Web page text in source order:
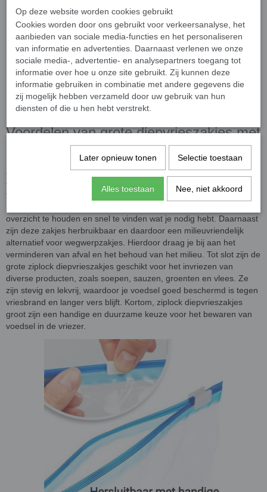
Voordelen van grote diepvrieszakjes met
Ziplock diepvrieszakjes groot hebben verschillende voordelen ten
opzichte van reguliere diepvrieszakjes. Ten eerste zijn ze makkelijk
te stapelen in de vriezer, waardoor je een georganiseerde opslag
overzicht te houden en snel te vinden wat je nodig hebt. Daarnaast
zijn deze zakjes herbruikbaar en daardoor een milieuvriendelijk
alternatief voor wegwerpzakjes. Hierdoor draag je bij aan het
verminderen van afval en het behoud van het milieu. Tot slot zijn de
grote ziplock diepvrieszakjes geschikt voor het invriezen van
diverse producten, zoals soepen, sauzen, groenten en vlees. Ze
zijn stevig en lekvrij, waardoor je voedsel goed beschermd is tegen
vriesbrand en langer vers blijft. Kortom, ziplock diepvrieszakjes
groot zijn een handige en duurzame keuze voor het bewaren van
voedsel in de vriezer.
Op deze website worden cookies gebruikt
Cookies worden door ons gebruikt voor verkeersanalyse, het
aanbieden van sociale media-functies en het personaliseren
van informatie en advertenties. Daarnaast verlenen we onze
sociale media-, advertentie- en analysepartners toegang tot
informatie over hoe u onze site gebruikt. Zij kunnen deze
informatie gebruiken in combinatie met andere gegevens die
zij mogelijk hebben verzameld door uw gebruik van hun
diensten of die u hen hebt verstrekt.
Later opnieuw tonen Selectie toestaan
Alles toestaan Nee, niet akkoord